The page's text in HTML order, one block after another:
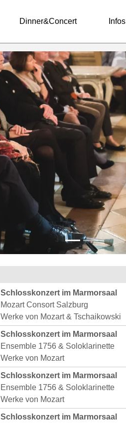
Dinner&Concert Infos
Schlosskonzert im Marmorsaal
Mozart Consort Salzburg
Werke von Mozart & Tschaikowski
Schlosskonzert im Marmorsaal
Ensemble 1756 & Soloklarinette
Werke von Mozart
Schlosskonzert im Marmorsaal
Ensemble 1756 & Soloklarinette
Werke von Mozart
Schlosskonzert im Marmorsaal